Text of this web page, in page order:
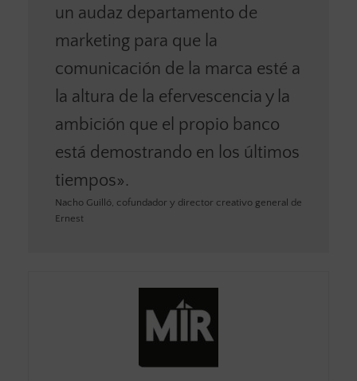
un audaz departamento de
marketing para que la
comunicación de la marca esté a
la altura de la efervescencia y la
ambición que el propio banco
está demostrando en los últimos
tiempos».
Nacho Guilló, cofundador y director creativo general de
Ernest